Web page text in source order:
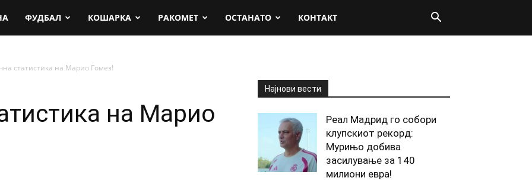
ФУДБАЛ КОШАРКА РАКОМЕТ ОСТАНАТО КОНТАКТ
статистика на Марио Гомез!
на Марио
Најнови вести
Реал Мадрид го собори
клупскиот рекорд:
Мурињо добива
засилување за 140
милиони евра!